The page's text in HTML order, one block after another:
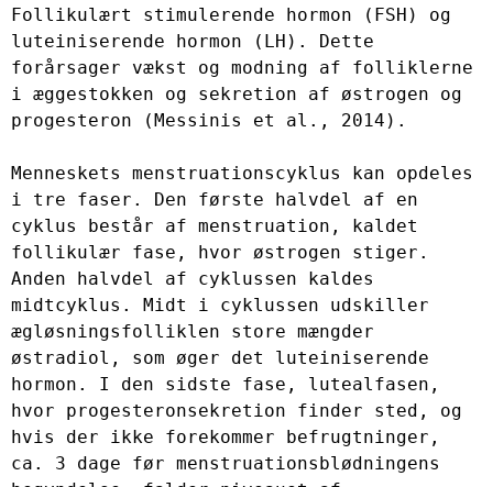
Follikulært stimulerende hormon (FSH) og
luteiniserende hormon (LH). Dette
forårsager vækst og modning af folliklerne
i æggestokken og sekretion af østrogen og
progesteron (Messinis et al., 2014).
Menneskets menstruationscyklus kan opdeles
i tre faser. Den første halvdel af en
cyklus består af menstruation, kaldet
follikulær fase, hvor østrogen stiger.
Anden halvdel af cyklussen kaldes
midtcyklus. Midt i cyklussen udskiller
ægløsningsfolliklen store mængder
østradiol, som øger det luteiniserende
hormon. I den sidste fase, lutealfasen,
hvor progesteronsekretion finder sted, og
hvis der ikke forekommer befrugtninger,
ca. 3 dage før menstruationsblødningens